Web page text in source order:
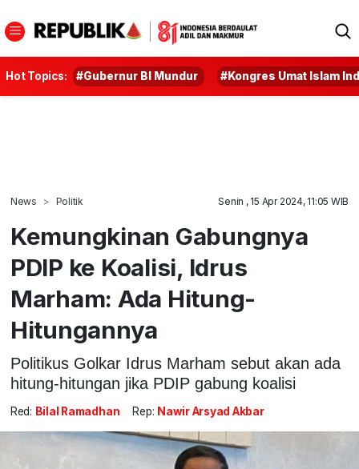
Hot Topics: #Gubernur BI Mundur #Kongres Umat Islam
News Politik Senin , 15 Apr 2024, 11:05 WIB
Kemungkinan Gabungnya
PDIP ke Koalisi, Idrus
Marham: Ada Hitung-
Hitungannya
Politikus Golkar Idrus Marham sebut akan ada
hitung-hitungan jika PDIP gabung koalisi
Red: Bilal Ramadhan Rep: Nawir Arsyad Akbar